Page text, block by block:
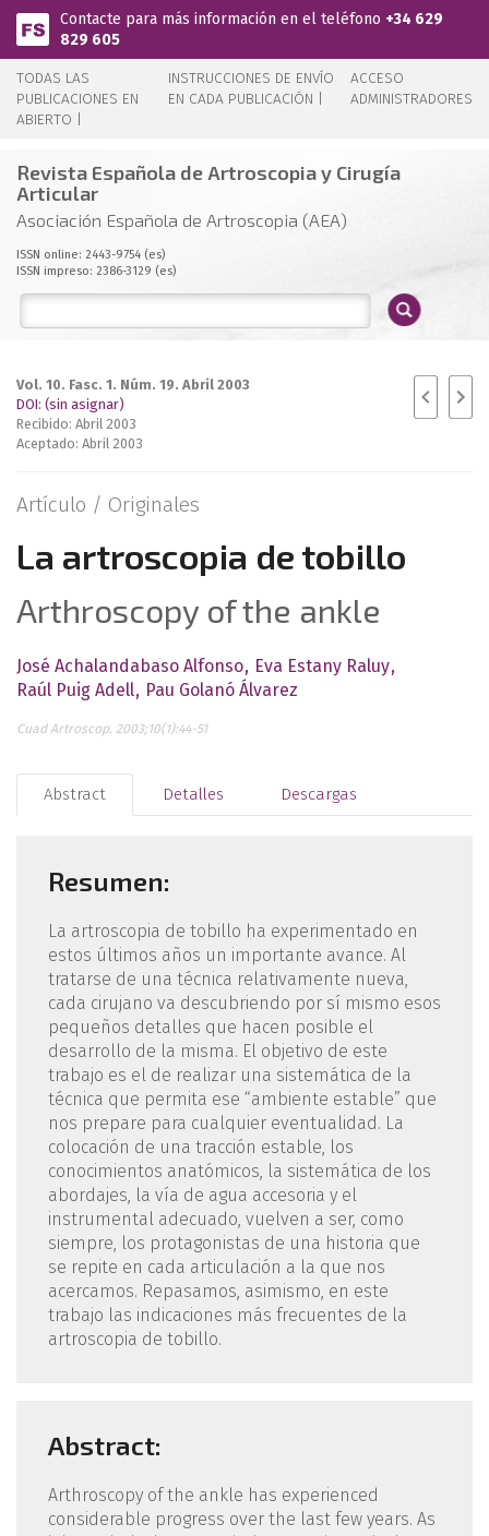
Pasar al contenido principal
Contacte para más información en el teléfono +34 629
829 605
TODAS LAS
PUBLICACIONES EN
ABIERTO |
INSTRUCCIONES DE ENVÍO
EN CADA PUBLICACIÓN |
ACCESO
ADMINISTRADORES
Revista Española de Artroscopia y Cirugía
Articular
Asociación Española de Artroscopia (AEA)
ISSN online: 2443-9754 (es)
ISSN impreso: 2386-3129 (es)
Vol. 10. Fasc. 1. Núm. 19. Abril 2003
DOI: (sin asignar)
Recibido: Abril 2003
Aceptado: Abril 2003
Artículo / Originales
La artroscopia de tobillo
Arthroscopy of the ankle
José Achalandabaso Alfonso
Eva Estany Raluy
Raúl Puig Adell
Pau Golanó Álvarez
Cuad Artroscop. 2003;10(1):44-51
Abstract Detalles Descargas
Resumen:
La artroscopia de tobillo ha experimentado en
estos últimos años un importante avance. Al
tratarse de una técnica relativamente nueva,
cada cirujano va descubriendo por sí mismo esos
pequeños detalles que hacen posible el
desarrollo de la misma. El objetivo de este
trabajo es el de realizar una sistemática de la
técnica que permita ese “ambiente estable” que
nos prepare para cualquier eventualidad. La
colocación de una tracción estable, los
conocimientos anatómicos, la sistemática de los
abordajes, la vía de agua accesoria y el
instrumental adecuado, vuelven a ser, como
siempre, los protagonistas de una historia que
se repite en cada articulación a la que nos
acercamos. Repasamos, asimismo, en este
trabajo las indicaciones más frecuentes de la
artroscopia de tobillo.
Abstract:
Arthroscopy of the ankle has experienced
considerable progress over the last few years. As